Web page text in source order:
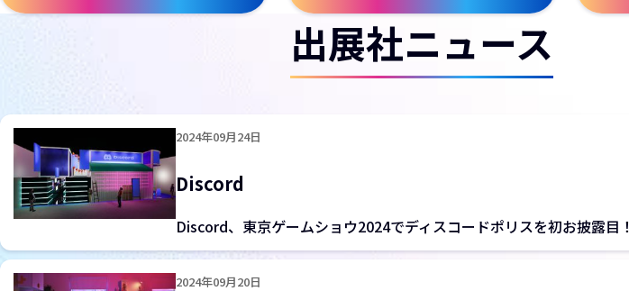
出展社ニュース
2024年09月24日
Discord
Discord、東京ゲームショウ2024でディスコードポリスを初お披露目！
2024年09月20日